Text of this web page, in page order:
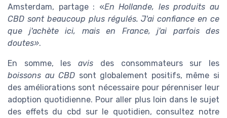
Amsterdam, partage : «En Hollande, les produits au
CBD sont beaucoup plus régulés. J'ai confiance en ce
que j'achète ici, mais en France, j'ai parfois des
doutes».
En somme, lesavis des consommateurs sur les
boissons au CBD sont globalement positifs, même si
des améliorations sont nécessaire pour pérenniser leur
adoption quotidienne. Pour aller plus loin dans le sujet
des effets du cbd sur le quotidien, consultez notre